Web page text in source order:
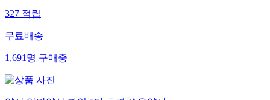
327적립
무료배송
1,691명구매중